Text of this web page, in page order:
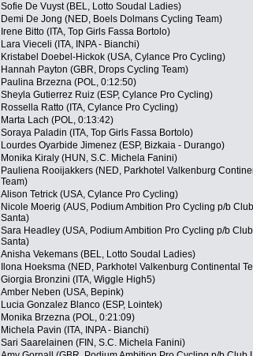
Sofie De Vuyst (BEL, Lotto Soudal Ladies)
Demi De Jong (NED, Boels Dolmans Cycling Team)
Irene Bitto (ITA, Top Girls Fassa Bortolo)
Lara Vieceli (ITA, INPA - Bianchi)
Kristabel Doebel-Hickok (USA, Cylance Pro Cycling)
Hannah Payton (GBR, Drops Cycling Team)
Paulina Brzezna (POL, 0:12:50)
Sheyla Gutierrez Ruiz (ESP, Cylance Pro Cycling)
Rossella Ratto (ITA, Cylance Pro Cycling)
Marta Lach (POL, 0:13:42)
Soraya Paladin (ITA, Top Girls Fassa Bortolo)
Lourdes Oyarbide Jimenez (ESP, Bizkaia - Durango)
Monika Kiraly (HUN, S.C. Michela Fanini)
Pauliena Rooijakkers (NED, Parkhotel Valkenburg
Team)
Alison Tetrick (USA, Cylance Pro Cycling)
Nicole Moerig (AUS, Podium Ambition Pro Cycling p/b
Santa)
Sara Headley (USA, Podium Ambition Pro Cycling p/b
Santa)
Anisha Vekemans (BEL, Lotto Soudal Ladies)
Ilona Hoeksma (NED, Parkhotel Valkenburg Continental
Giorgia Bronzini (ITA, Wiggle High5)
Amber Neben (USA, Bepink)
Lucia Gonzalez Blanco (ESP, Lointek)
Monika Brzezna (POL, 0:21:09)
Michela Pavin (ITA, INPA - Bianchi)
Sari Saarelainen (FIN, S.C. Michela Fanini)